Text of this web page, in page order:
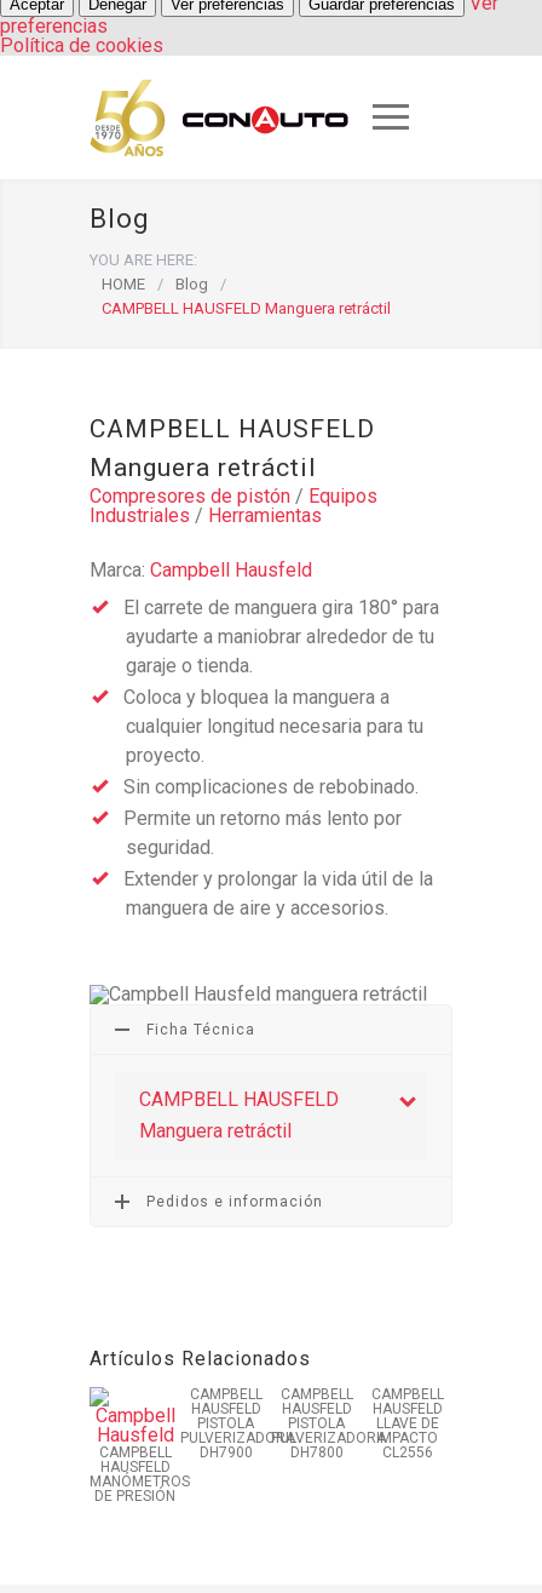
Aceptar Denegar Ver preferencias Guardar preferencias
preferencias
Política de cookies
Blog
YOU ARE HERE:
HOME
/ Blog
/
CAMPBELL HAUSFELD Manguera retráctil
CAMPBELL HAUSFELD
Manguera retráctil
Compresores de pistón / Equipos
Industriales / Herramientas
Marca: Campbell Hausfeld
El carrete de manguera gira 180° para
ayudarte a maniobrar alrededor de tu
garaje o tienda.
Coloca y bloquea la manguera a
cualquier longitud necesaria para tu
proyecto.
Sin complicaciones de rebobinado.
Permite un retorno más lento por
seguridad.
Extender y prolongar la vida útil de la
manguera de aire y accesorios.
Ficha Técnica
CAMPBELL HAUSFELD
Manguera retráctil
Pedidos e información
Artículos Relacionados
CAMPBELL
HAUSFELD
MANÓMETROS
DE PRESIÓN
CAMPBELL
HAUSFELD
PISTOLA
PULVERIZADORA
DH7900
CAMPBELL
HAUSFELD
PISTOLA
PULVERIZADORA
DH7800
CAMPBELL
HAUSFELD
LLAVE DE
IMPACTO
CL2556